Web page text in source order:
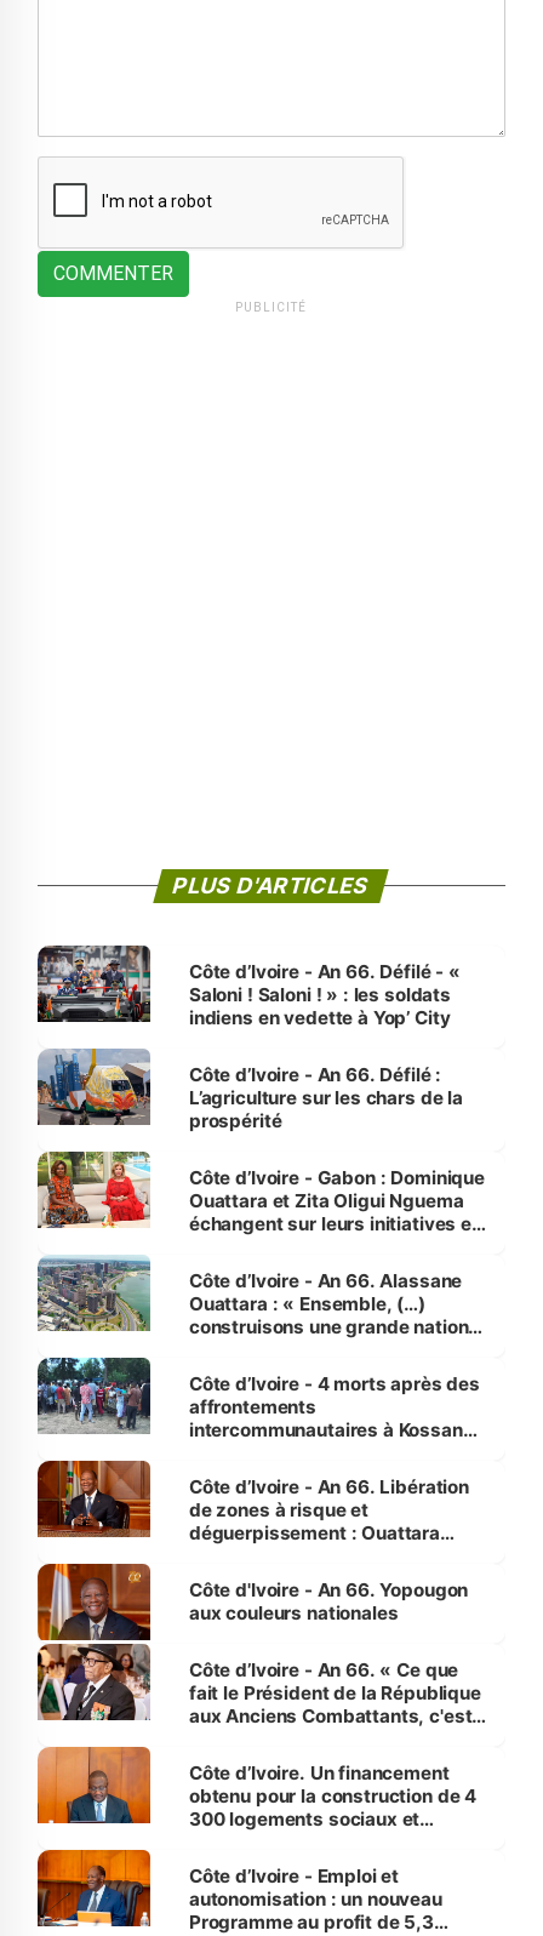
COMMENTER
PUBLICITÉ
PLUS D'ARTICLES
Côte d’Ivoire - An 66. Défilé - «
Saloni ! Saloni ! » : les soldats
indiens en vedette à Yop’ City
Côte d’Ivoire - An 66. Défilé :
L’agriculture sur les chars de la
prospérité
Côte d’Ivoire - Gabon : Dominique
Ouattara et Zita Oligui Nguema
échangent sur leurs initiatives en
enfants
Côte d’Ivoire - An 66. Alassane
Ouattara : « Ensemble, (…)
construisons une grande nation
générations futures »
Côte d’Ivoire - 4 morts après des
affrontements
intercommunautaires à Kossandji
milieu des sinistrés
Côte d’Ivoire - An 66. Libération
de zones à risque et
déguerpissement : Ouattara
l'Etat de droit pour préserver les
vies humaines »
Côte d'Ivoire - An 66. Yopougon
aux couleurs nationales
Côte d’Ivoire - An 66. « Ce que
fait le Président de la République
aux Anciens Combattants, c'est
Côte d’Ivoire. Un financement
obtenu pour la construction de 4
300 logements sociaux et
et Yamoussoukro
Côte d’Ivoire - Emploi et
autonomisation : un nouveau
Programme au profit de 5,3